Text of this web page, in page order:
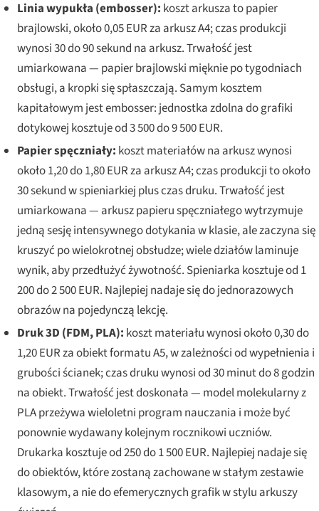
Linia wypukła (embosser): koszt arkusza to papier
brajlowski, około 0,05 EUR za arkusz A4; czas produkcji
wynosi 30 do 90 sekund na arkusz. Trwałość jest
umiarkowana — papier brajlowski mięknie po tygodniach
obsługi, a kropki się spłaszczają. Samym kosztem
kapitałowym jest embosser: jednostka zdolna do grafiki
dotykowej kosztuje od 3 500 do 9 500 EUR.
Papier spęczniały: koszt materiałów na arkusz wynosi
około 1,20 do 1,80 EUR za arkusz A4; czas produkcji to około
30 sekund w spieniarkiej plus czas druku. Trwałość jest
umiarkowana — arkusz papieru spęczniałego wytrzymuje
jedną sesję intensywnego dotykania w klasie, ale zaczyna się
kruszyć po wielokrotnej obsłudze; wiele działów laminuje
wynik, aby przedłużyć żywotność. Spieniarka kosztuje od 1
200 do 2 500 EUR. Najlepiej nadaje się do jednorazowych
obrazów na pojedynczą lekcję.
Druk 3D (FDM, PLA): koszt materiału wynosi około 0,30 do
1,20 EUR za obiekt formatu A5, w zależności od wypełnienia i
grubości ścianek; czas druku wynosi od 30 minut do 8 godzin
na obiekt. Trwałość jest doskonała — model molekularny z
PLA przeżywa wieloletni program nauczania i może być
ponownie wydawany kolejnym rocznikowi uczniów.
Drukarka kosztuje od 250 do 1 500 EUR. Najlepiej nadaje się
do obiektów, które zostaną zachowane w stałym zestawie
klasowym, a nie do efemerycznych grafik w stylu arkuszy